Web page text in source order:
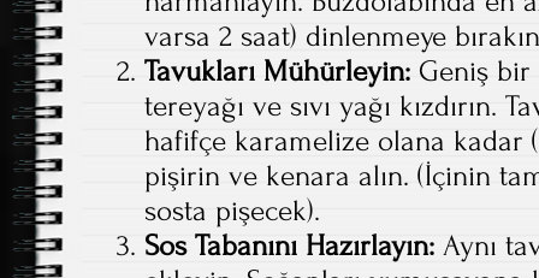
varsa 2 saat) dinlenmeye
Tavukları Mühürleyin: Geniş bir
tereyağı ve sıvı yağı kızdırın.
hafifçe karamelize olana kadar
pişirin ve kenara alın. (İçinin
sosta pişecek).
Sos Tabanını Hazırlayın: Aynı